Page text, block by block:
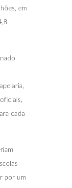
em
cada
por um